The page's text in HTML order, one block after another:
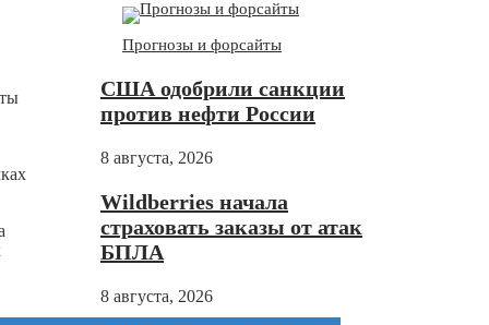
Прогнозы и форсайты
США одобрили санкции
против нефти России
8 августа, 2026
Wildberries начала
страховать заказы от атак
БПЛА
8 августа, 2026